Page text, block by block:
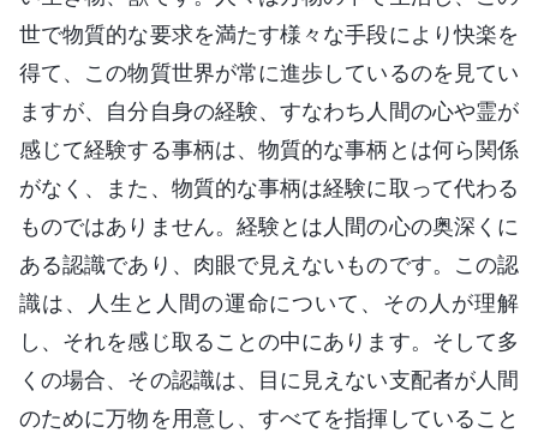
世で物質的な要求を満たす様々な手段により快楽を
得て、この物質世界が常に進歩しているのを見てい
ますが、自分自身の経験、すなわち人間の心や霊が
感じて経験する事柄は、物質的な事柄とは何ら関係
がなく、また、物質的な事柄は経験に取って代わる
ものではありません。経験とは人間の心の奥深くに
ある認識であり、肉眼で見えないものです。この認
識は、人生と人間の運命について、その人が理解
し、それを感じ取ることの中にあります。そして多
くの場合、その認識は、目に見えない支配者が人間
のために万物を用意し、すべてを指揮していること